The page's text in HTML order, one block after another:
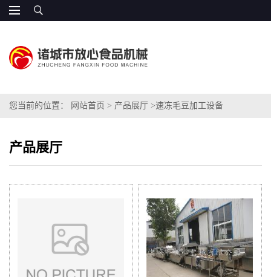
您当前的位置： 网站首页 > 产品展厅 >速冻毛豆加工设备
产品展厅